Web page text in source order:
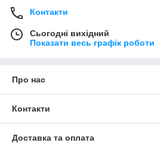
Контакти
Сьогодні вихідний
Показати весь графік роботи
Про нас
Контакти
Доставка та оплата